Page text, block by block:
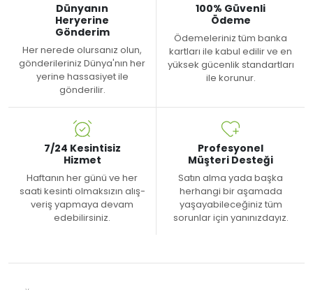
Dünyanın
Heryerine
Gönderim
Her nerede olursanız olun,
gönderileriniz Dünya'nın her
yerine hassasiyet ile
gönderilir.
100% Güvenli
Ödeme
Ödemeleriniz tüm banka
kartları ile kabul edilir ve en
yüksek gücenlik standartları
ile korunur.
7/24 Kesintisiz
Hizmet
Haftanın her günü ve her
saati kesinti olmaksızın alış-
veriş yapmaya devam
edebilirsiniz.
Profesyonel
Müşteri Desteği
Satın alma yada başka
herhangi bir aşamada
yaşayabileceğiniz tüm
sorunlar için yanınızdayız.